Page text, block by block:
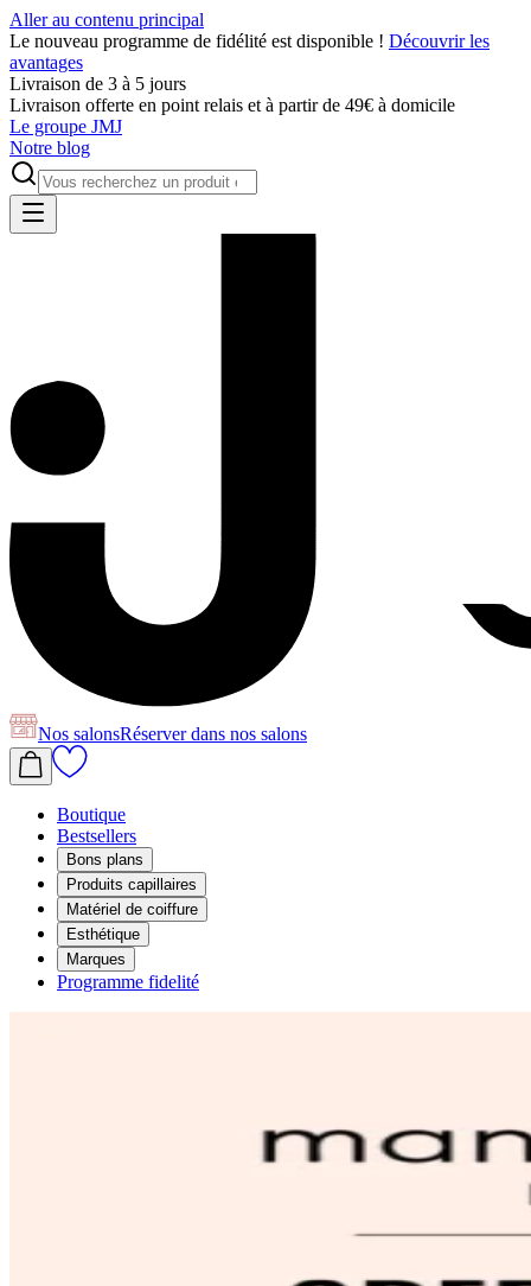
Aller au contenu principal
Le nouveau programme de fidélité est disponible ! Découvrir les
avantages
Livraison de 3 à 5 jours
Livraison offerte en point relais et à partir de 49€ à domicile
Le groupe JMJ
Notre blog
Nos salonsRéserverdans nos salons
Boutique
Bestsellers
Bons plans
Produits capillaires
Matériel de coiffure
Esthétique
Marques
Programme fidelité